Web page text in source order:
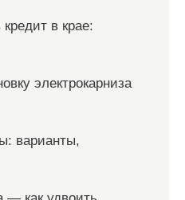
в крае:
электрокарниза
варианты,